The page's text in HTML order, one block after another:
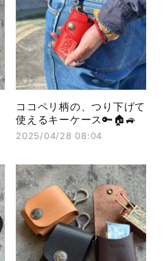
ココペリ柄の、つり下げて
使えるキーケース🔑🏠🚙
2025/04/28 08:04